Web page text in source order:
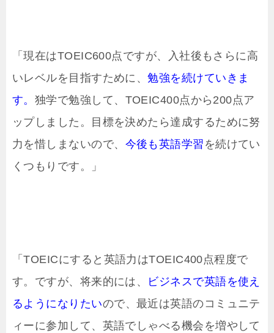
「現在はTOEIC600点ですが、入社後もさらに高
いレベルを目指すために、勉強を続けていきま
す。 独学で勉強して、TOEIC400点から200点ア
ップしました。目標を決めたら達成するために努
力を惜しまないので、 今後も英語学習 を続けてい
くつもりです。」
「TOEICにすると英語力はTOEIC400点程度で
す。ですが、将来的には、
ビジネスで英語を使え
るようになりたいので、最近は英語のコミュニテ
ィーに参加して、英語でしゃべる機会を増やして